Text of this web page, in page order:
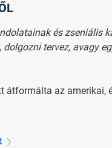
és zseniális
tervez, avagy
átformálta az amerikai,